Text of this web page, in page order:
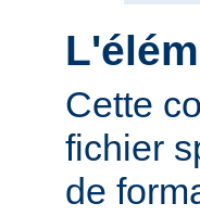
Cette
fichier
de